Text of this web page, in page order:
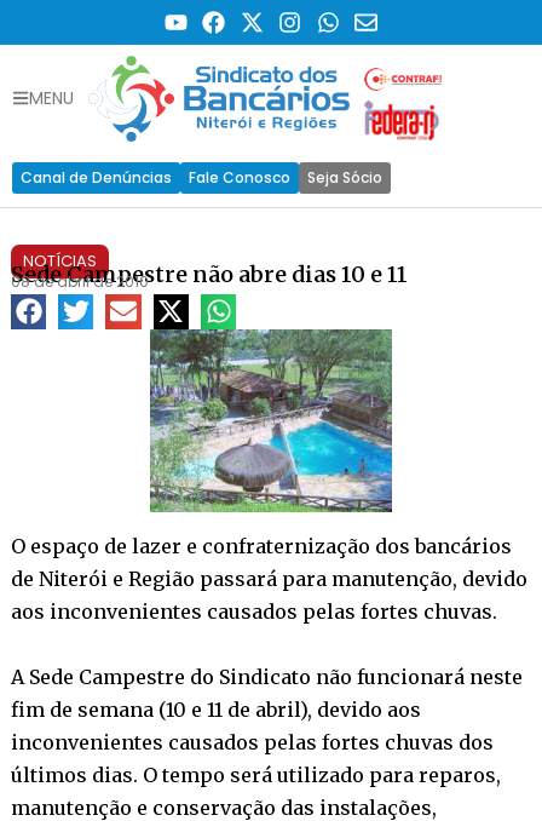
MENU
Canal de Denúncias Fale Conosco Seja Sócio
NOTÍCIAS
Sede Campestre não abre dias 10 e 11
08 de abril de 2010
O espaço de lazer e confraternização dos bancários
de Niterói e Região passará para manutenção, devido
aos inconvenientes causados pelas fortes chuvas.
A Sede Campestre do Sindicato não funcionará neste
fim de semana (10 e 11 de abril), devido aos
inconvenientes causados pelas fortes chuvas dos
últimos dias. O tempo será utilizado para reparos,
manutenção e conservação das instalações,